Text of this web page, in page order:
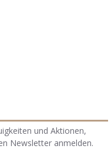
und Aktionen,
Newsletter anmelden.